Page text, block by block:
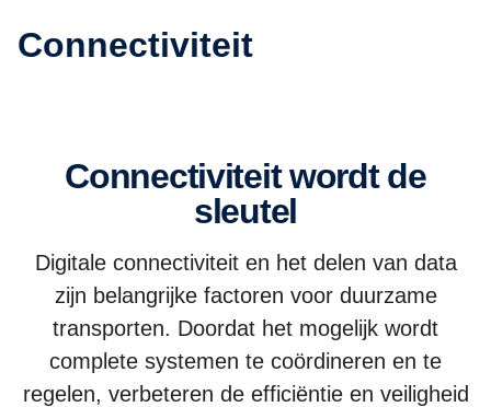
Connectiviteit
Connectiviteit wordt de
sleutel
Digitale connectiviteit en het delen van data
zijn belangrijke factoren voor duurzame
transporten. Doordat het mogelijk wordt
complete systemen te coördineren en te
regelen, verbeteren de efficiëntie en veiligheid